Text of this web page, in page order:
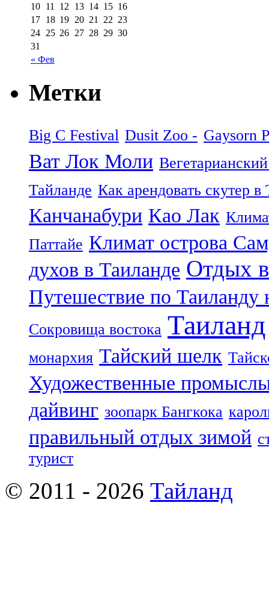
« Фев
10 11 12 13 14 15 16
17 18 19 20 21 22 23
24 25 26 27 28 29 30
31
Метки
Big C Festival Dusit Zoo - Gaysorn
Ват Лок Моли
Тайланде Как арендовать скутер в
Канчанабури Као Лак
Паттайе Климат острова
духов в Таиланде Отдых
Путешествие по Таиланду
Сокровища востока Таиланд
монархия Тайский шелк
Художественные
дайвинг зоопарк Бангкока
правильный отдых зимой
турист
© 2011 - 2026 Тайланд